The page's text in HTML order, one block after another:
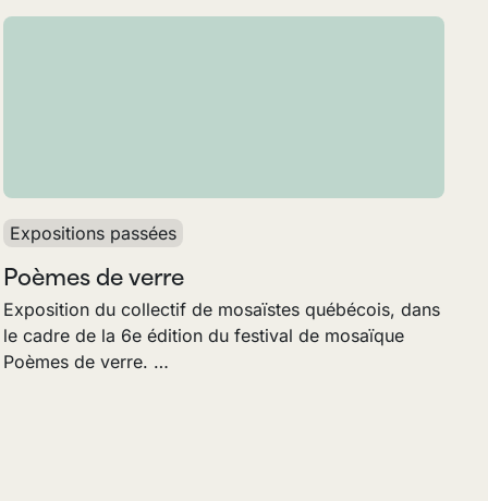
Expositions passées
Poèmes de verre
Exposition du collectif de mosaïstes québécois, dans
le cadre de la 6e édition du festival de mosaïque
Poèmes de verre. …